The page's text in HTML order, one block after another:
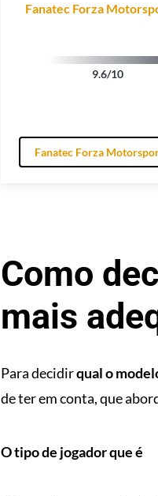
Fanatec Forza
9.6/10
Fanatec Forza
Como
mais
Para decidirqual o
de ter em conta, que
O tipo de jogador que é